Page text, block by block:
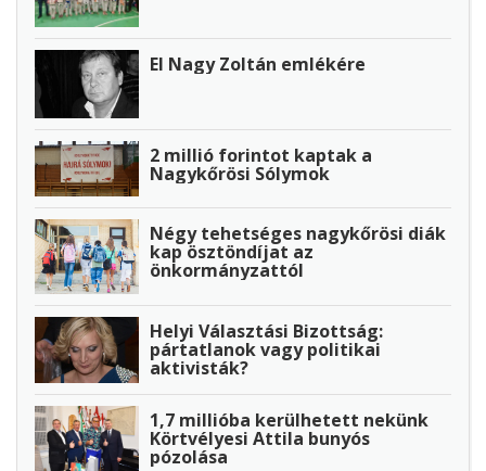
El Nagy Zoltán emlékére
2 millió forintot kaptak a
Nagykőrösi Sólymok
Négy tehetséges nagykőrösi diák
kap ösztöndíjat az
önkormányzattól
Helyi Választási Bizottság:
pártatlanok vagy politikai
aktivisták?
1,7 millióba kerülhetett nekünk
Körtvélyesi Attila bunyós
pózolása